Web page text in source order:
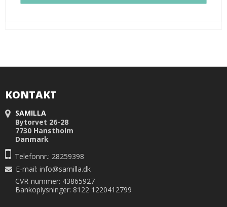
KONTAKT
SAMILLA
Bytorvet 26-28
7730 Hanstholm
Danmark
Telefonnr.: 28259398
E-mail: info@samilla.dk
CVR-nummer: 43865927
Bankoplysninger: 8122 1220412799